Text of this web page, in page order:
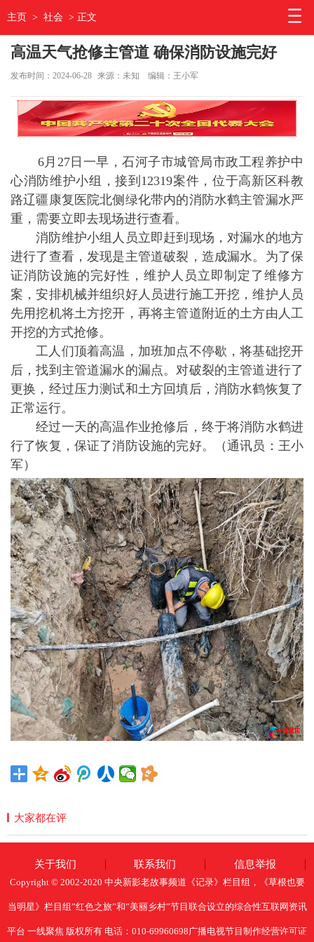
主页 > 社会 > 正文
高温天气抢修主管道 确保消防设施完好
发布时间：2024-06-28 来源：未知 编辑：王小军
6月27日一早，石河子市城管局市政工程养护中
心消防维护小组，接到12319案件，位于高新区科教
路辽疆康复医院北侧绿化带内的消防水鹤主管漏水严
重，需要立即去现场进行查看。
消防维护小组人员立即赶到现场，对漏水的地方
进行了查看，发现是主管道破裂，造成漏水。为了保
证消防设施的完好性，维护人员立即制定了维修方
案，安排机械并组织好人员进行施工开挖，维护人员
先用挖机将土方挖开，再将主管道附近的土方由人工
开挖的方式抢修。
工人们顶着高温，加班加点不停歇，将基础挖开
后，找到主管道漏水的漏点。对破裂的主管道进行了
更换，经过压力测试和土方回填后，消防水鹤恢复了
正常运行。
经过一天的高温作业抢修后，终于将消防水鹤进
行了恢复，保证了消防设施的完好。（通讯员：王小
军）
大家都在评
关于我们 联系我们 信息举报
Copyright © 2002-2020 中央新影老故事频道《记录》栏目组，《草根也要
当明星》栏目组”红色之旅”和”美丽乡村”节目联合设立的综合性互联网资讯
平台 一线聚焦 版权所有 电话：010-69960698广播电视节目制作经营许可证